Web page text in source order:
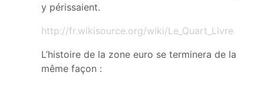
y périssaient.
http://fr.wikisource.org/wiki/Le_Quart_Livre
L’histoire de la zone euro se terminera de la
même façon :